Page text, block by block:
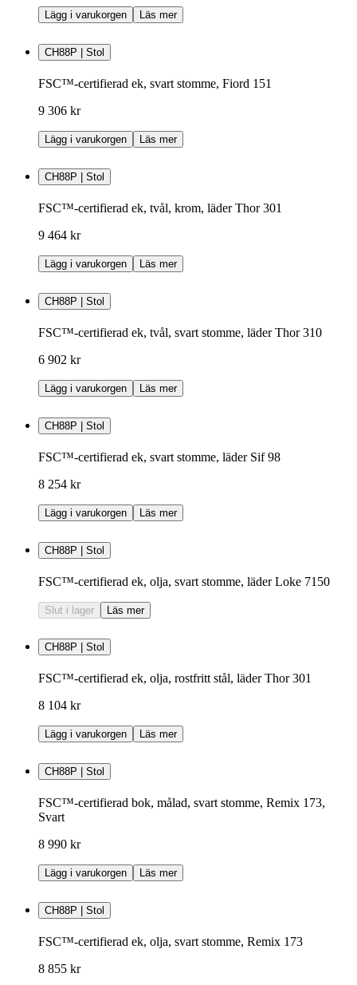
Lägg i varukorgen Läs mer
CH88P | Stol
FSC™-certifierad ek, svart stomme, Fiord 151
9 306 kr
Lägg i varukorgen Läs mer
CH88P | Stol
FSC™-certifierad ek, tvål, krom, läder Thor 301
9 464 kr
Lägg i varukorgen Läs mer
CH88P | Stol
FSC™-certifierad ek, tvål, svart stomme, läder Thor 310
6 902 kr
Lägg i varukorgen Läs mer
CH88P | Stol
FSC™-certifierad ek, svart stomme, läder Sif 98
8 254 kr
Lägg i varukorgen Läs mer
CH88P | Stol
FSC™-certifierad ek, olja, svart stomme, läder Loke 7150
Slut i lager Läs mer
CH88P | Stol
FSC™-certifierad ek, olja, rostfritt stål, läder Thor 301
8 104 kr
Lägg i varukorgen Läs mer
CH88P | Stol
FSC™-certifierad bok, målad, svart stomme, Remix 173,
Svart
8 990 kr
Lägg i varukorgen Läs mer
CH88P | Stol
FSC™-certifierad ek, olja, svart stomme, Remix 173
8 855 kr